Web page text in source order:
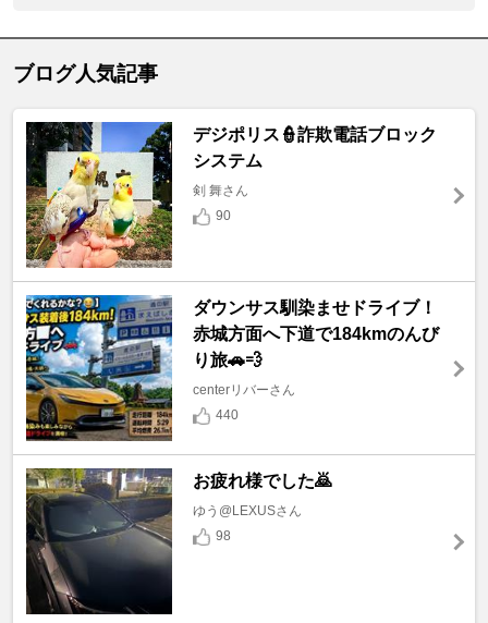
ブログ人気記事
デジポリス👮詐欺電話ブロック
システム
剣 舞さん
90
ダウンサス馴染ませドライブ！
赤城方面へ下道で184kmのんび
り旅🚗💨
centerリバーさん
440
お疲れ様でした🙇
ゆう@LEXUSさん
98